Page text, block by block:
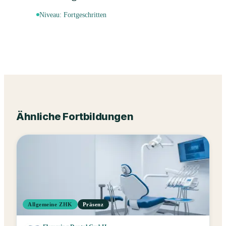
Niveau: Fortgeschritten
Ähnliche Fortbildungen
Allgemeine ZHK Präsenz